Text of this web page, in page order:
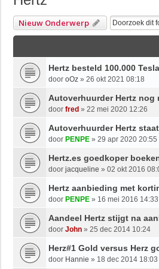
Nieuw Onderwerp
Hertz besteld 100.000
door oOz » 26 okt 2021 08:18
Autoverhuurder Hertz nog
door fred » 22 mei 2020 12:26
Autoverhuurder Hertz
door PENPE » 29 apr 2020 20:55
Hertz.es goedkoper
door jacqueline » 02 okt 2016
Hertz aanbieding met
door PENPE » 16 mei 2016 14:33
Aandeel Hertz stijgt na
door John » 25 dec 2014 10:24
Herz#1 Gold versus Herz
door Hannie » 18 dec 2014 18:03